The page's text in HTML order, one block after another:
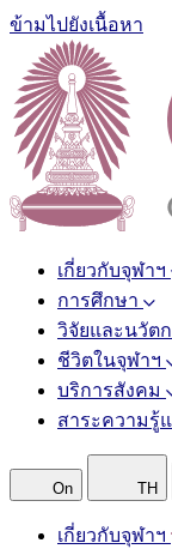
ข้ามไปยังเนื้อหา
เกี่ยวกับจุฬาฯ
การศึกษา
วิจัยและนวัต
ชีวิตในจุฬาฯ
บริการสังคม
สาระความรู้
On TH
เกี่ยวกับจุฬาฯ